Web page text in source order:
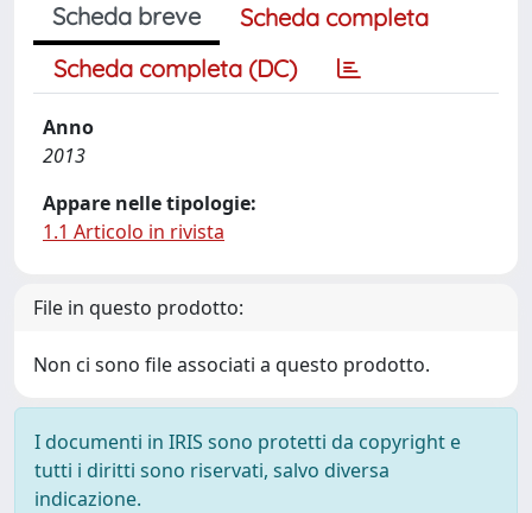
Scheda breve
Scheda completa
Scheda completa (DC)
Anno
2013
Appare nelle tipologie:
1.1 Articolo in rivista
File in questo prodotto:
Non ci sono file associati a questo prodotto.
I documenti in IRIS sono protetti da copyright e
tutti i diritti sono riservati, salvo diversa
indicazione.